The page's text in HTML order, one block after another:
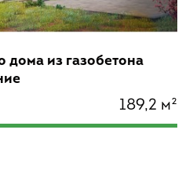
дома из газобетона
189,2 м²